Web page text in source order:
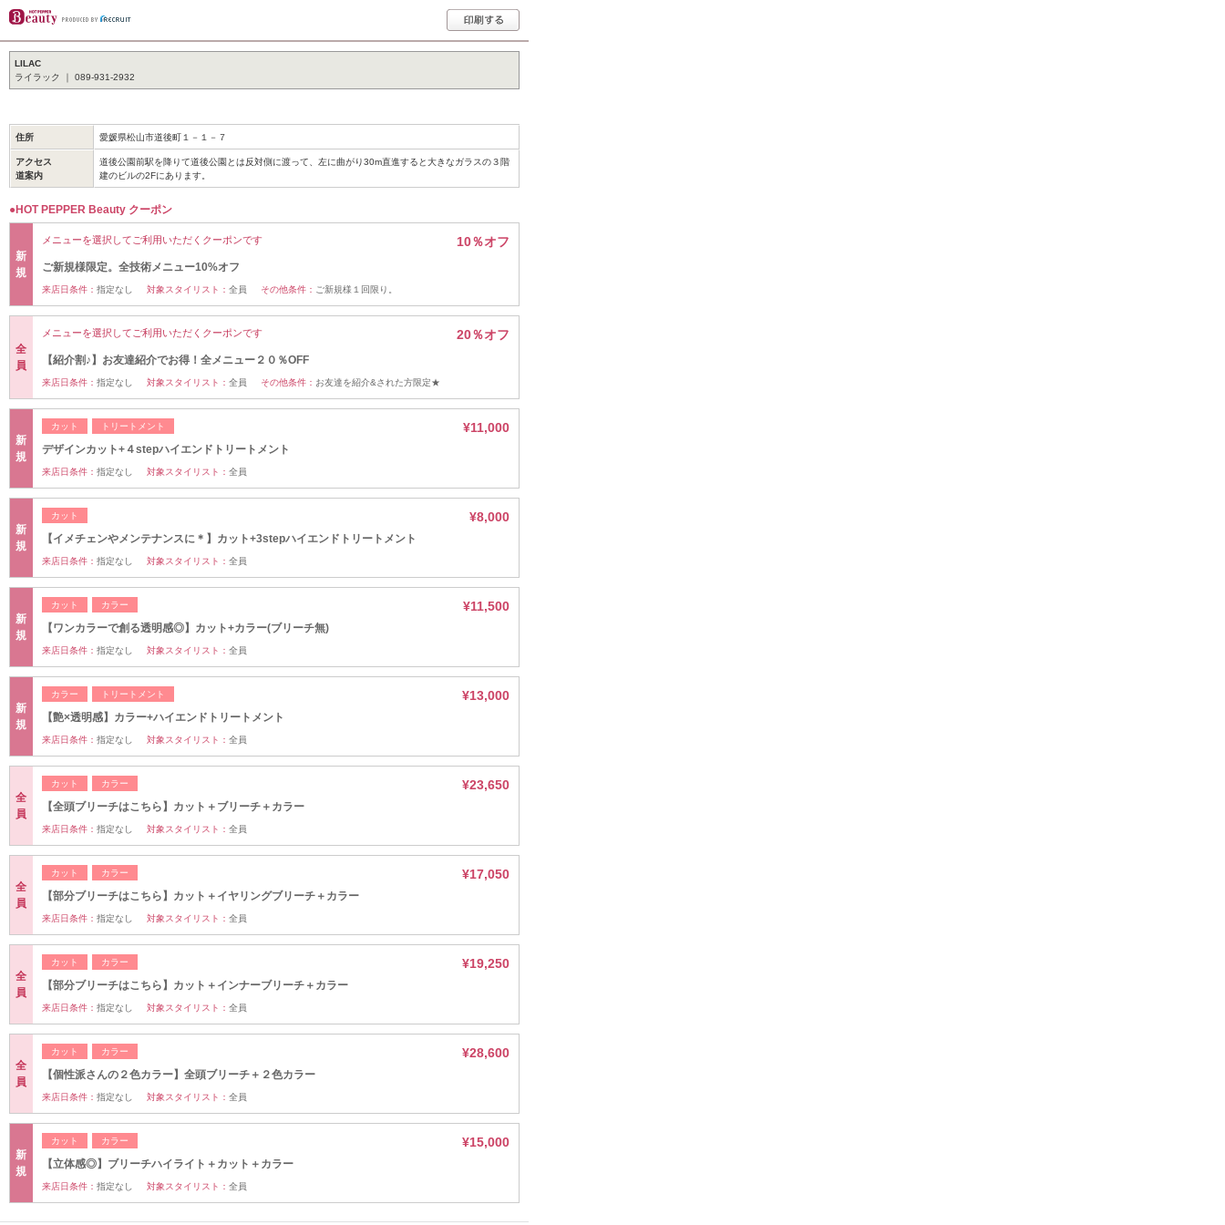
LILAC
ライラック ｜ 089-931-2932
住所 愛媛県松山市道後町１－１－７
アクセス
道案内
道後公園前駅を降りて道後公園とは反対側に渡って、左に曲がり30m直進すると大きなガラスの３階
建のビルの2Fにあります。
●HOT PEPPER Beauty クーポン
新
規
メニューを選択してご利用いただくクーポンです
ご新規様限定。全技術メニュー10%オフ
10％オフ
来店日条件： 指定なし 対象スタイリスト： 全員 その他条件： ご新規様１回限り。
全
員
メニューを選択してご利用いただくクーポンです
【紹介割♪】お友達紹介でお得！全メニュー２０％OFF
20％オフ
来店日条件： 指定なし 対象スタイリスト： 全員 その他条件： お友達を紹介&された方限定★
新
規
カット トリートメント
デザインカット+４stepハイエンドトリートメント
¥11,000
来店日条件： 指定なし 対象スタイリスト： 全員
新
規
カット
【イメチェンやメンテナンスに＊】カット+3stepハイエンドトリートメント
¥8,000
来店日条件： 指定なし 対象スタイリスト： 全員
新
規
カット カラー
【ワンカラーで創る透明感◎】カット+カラー(ブリーチ無)
¥11,500
来店日条件： 指定なし 対象スタイリスト： 全員
新
規
カラー トリートメント
【艶×透明感】カラー+ハイエンドトリートメント
¥13,000
来店日条件： 指定なし 対象スタイリスト： 全員
全
員
カット カラー
【全頭ブリーチはこちら】カット＋ブリーチ＋カラー
¥23,650
来店日条件： 指定なし 対象スタイリスト： 全員
全
員
カット カラー
【部分ブリーチはこちら】カット＋イヤリングブリーチ＋カラー
¥17,050
来店日条件： 指定なし 対象スタイリスト： 全員
全
員
カット カラー
【部分ブリーチはこちら】カット＋インナーブリーチ＋カラー
¥19,250
来店日条件： 指定なし 対象スタイリスト： 全員
全
員
カット カラー
【個性派さんの２色カラー】全頭ブリーチ＋２色カラー
¥28,600
来店日条件： 指定なし 対象スタイリスト： 全員
新
規
カット カラー
【立体感◎】ブリーチハイライト＋カット＋カラー
¥15,000
来店日条件： 指定なし 対象スタイリスト： 全員